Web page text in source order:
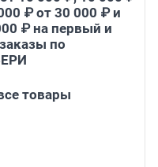
₽ от 30 000 ₽ и
₽ на первый и
по
товары